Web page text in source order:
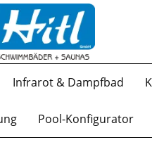
Infrarot & Dampfbad
Pool-Konfigurator